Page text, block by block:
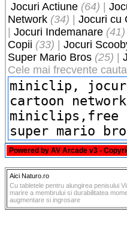
Jocuri Actiune (64)
Network (34) Jocuri cu
Jocuri Indemanare (41)
Copii (33) Jocuri
Super Mario Bros (25)
Cele mai frecvente
Powered by AV Arcade v3 -
Aici Naturo.ro
Cu tabletele pentru alungirea penisului
marire a membrului si durabilitatea
augmentare si ingrosare